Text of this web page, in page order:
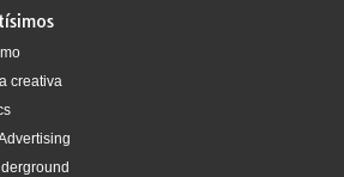
creativa